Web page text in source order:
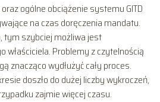
ogólne obciążenie systemu GITD
na czas doręczenia mandatu.
tym szybciej możliwa jest
właściciela. Problemy z czytelnością
znacząco wydłużyć cały proces.
doszło do dużej liczby wykroczeń,
zajmie więcej czasu.